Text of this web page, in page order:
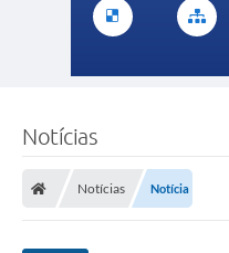
Notícias
Notícias Notícia